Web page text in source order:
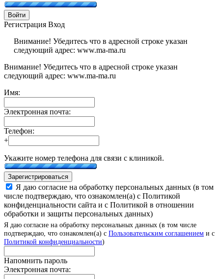
Войти
Регистрация Вход
Внимание! Убедитесь что в адресной строке указан
следующий адрес: www.ma-ma.ru
Внимание! Убедитесь что в адресной строке указан
следующий адрес: www.ma-ma.ru
Имя:
Электронная почта:
Телефон:
+
Укажите номер телефона для связи с клиникой.
Зарегистрироваться
Я даю согласие на обработку персональных данных (в том
числе подтверждаю, что ознакомлен(а) с Политикой
конфиденциальности сайта и с Политикой в отношении
обработки и защиты персональных данных)
Я даю согласие на обработку персональных данных (в том числе
подтверждаю, что ознакомлен(а) с Пользовательским соглашением и с
Политикой конфиденциальности)
Напомнить пароль
Электронная почта: